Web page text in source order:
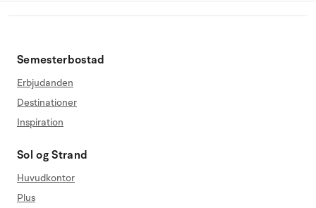
Semesterbostad
Erbjudanden
Destinationer
Inspiration
Sol og Strand
Huvudkontor
Plus